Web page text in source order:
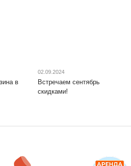
в
02.09.2024
Встречаем сентябрь
скидками!